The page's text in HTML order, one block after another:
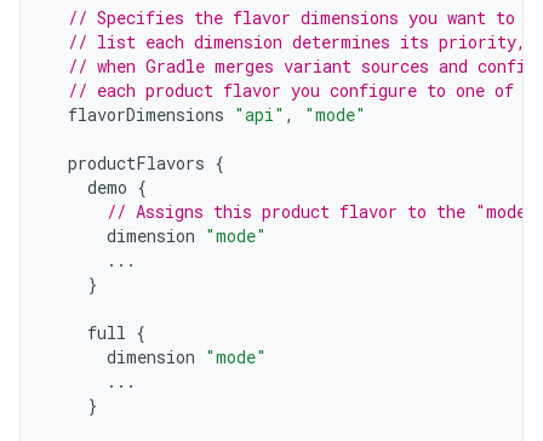
// Specifies the flavor dimensions you want to
// list each dimension determines its priority,
// when Gradle merges variant sources and
// each product flavor you configure to one of
flavorDimensions "api" , "mode"
productFlavors {
demo {
// Assigns this product flavor to the "mode"
dimension "mode"
...
}
full {
dimension "mode"
...
}